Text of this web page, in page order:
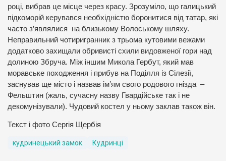
році, вибрав це місце через красу. Зрозуміло, що галицький
підкоморій керувався необхідністю боронитися від татар, які
часто з’являлися на близькому Волоському шляху.
Неправильний чотиригранник з трьома кутовими вежами
додатково захищали обривисті схили видовженої гори над
долиною Збруча. Між іншим Микола Гербут, який мав
моравське походження і прибув на Поділля із Сілезії,
заснував ще місто і назвав ім’ям свого родового гнізда –
Фельштин (жаль, сучасну назву Гвардійське так і не
декомунізували). Чудовий костел у ньому заклав також він.
Текст і фото Сергія Щербія
кудринецький замок Кудринці